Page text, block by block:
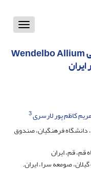
Toggle
وضعیت حفاظتی گونه انحصاری و دارویی Wendelbo Allium
مریم کاظم پور لارسری3
فرهنگیان، صندوق
قم، ایران
صومعه سرا، ایران.